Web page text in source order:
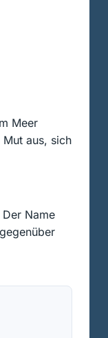
Meer
aus, sich
Name